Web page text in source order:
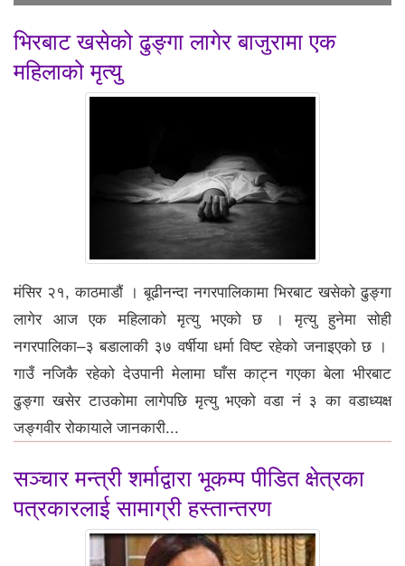
भिरबाट खसेको ढुङ्गा लागेर बाजुरामा एक
महिलाको मृत्यु
मंसिर २१, काठमाडौं । बूढीनन्दा नगरपालिकामा भिरबाट खसेको ढुङ्गा
लागेर आज एक महिलाको मृत्यु भएको छ । मृत्यु हुनेमा सोही
नगरपालिका–३ बडालाकी ३७ वर्षीया धर्मा विष्ट रहेको जनाइएको छ ।
गाउँ नजिकै रहेको देउपानी मेलामा घाँस काट्न गएका बेला भीरबाट
ढुङ्गा खसेर टाउकोमा लागेपछि मृत्यु भएको वडा नं ३ का वडाध्यक्ष
जङ्गवीर रोकायाले जानकारी...
सञ्चार मन्त्री शर्माद्वारा भूकम्प पीडित क्षेत्रका
पत्रकारलाई सामाग्री हस्तान्तरण